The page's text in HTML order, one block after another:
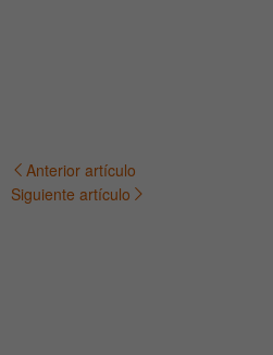
Navegación
Anterior artículo
Siguiente artículo